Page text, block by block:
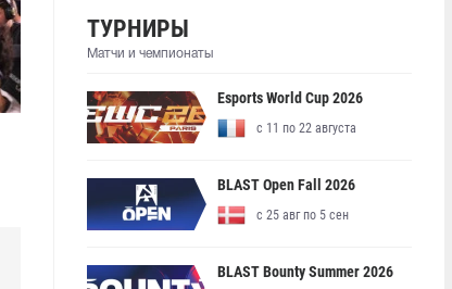
ТУРНИРЫ
Матчи и чемпионаты
Esports World Cup 2026
с 11 по 22 августа
BLAST Open Fall 2026
с 25 авг по 5 сен
BLAST Bounty Summer 2026